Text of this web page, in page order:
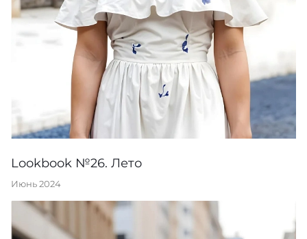
Lookbook №26. Лето
Июнь 2024